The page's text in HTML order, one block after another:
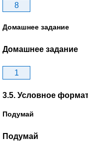
8
Домашнее задание
Домашнее задание
1
3.5. Условное
Подумай
Подумай